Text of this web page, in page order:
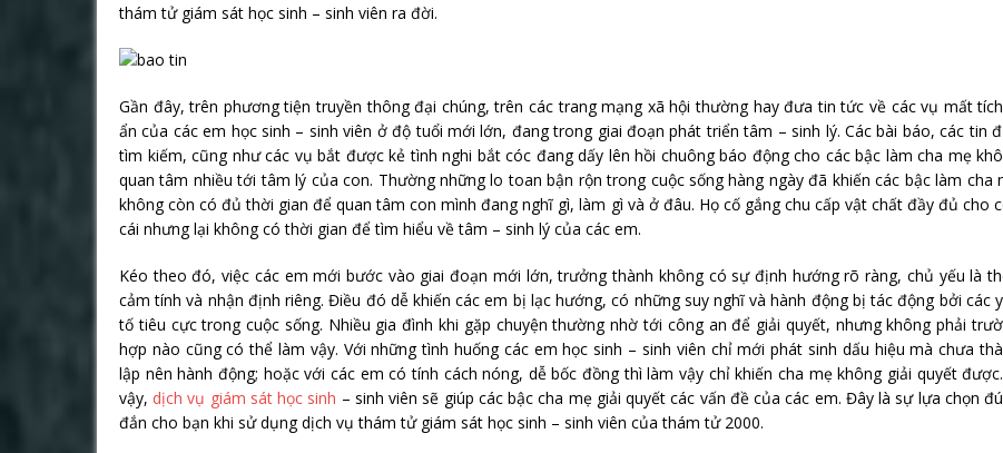
thám tử giám sát học sinh – sinh viên ra đời.
Gần đây, trên phương tiện truyền thông đại chúng, trên các trang mạng xã hội thường hay đưa tin tức về các vụ mất
ẩn của các em học sinh – sinh viên ở độ tuổi mới lớn, đang trong giai đoạn phát triển tâm – sinh lý. Các bài báo, các tin
tìm kiếm, cũng như các vụ bắt được kẻ tình nghi bắt cóc đang dấy lên hồi chuông báo động cho các bậc làm cha mẹ
quan tâm nhiều tới tâm lý của con. Thường những lo toan bận rộn trong cuộc sống hàng ngày đã khiến các bậc làm cha
không còn có đủ thời gian để quan tâm con mình đang nghĩ gì, làm gì và ở đâu. Họ cố gắng chu cấp vật chất đầy đủ cho
cái nhưng lại không có thời gian để tìm hiểu về tâm – sinh lý của các em.
Kéo theo đó, việc các em mới bước vào giai đoạn mới lớn, trưởng thành không có sự định hướng rõ ràng, chủ yếu là
cảm tính và nhận định riêng. Điều đó dễ khiến các em bị lạc hướng, có những suy nghĩ và hành động bị tác động bởi các
tố tiêu cực trong cuộc sống. Nhiều gia đình khi gặp chuyện thường nhờ tới công an để giải quyết, nhưng không phải
hợp nào cũng có thể làm vậy. Với những tình huống các em học sinh – sinh viên chỉ mới phát sinh dấu hiệu mà chưa
lập nên hành động; hoặc với các em có tính cách nóng, dễ bốc đồng thì làm vậy chỉ khiến cha mẹ không giải quyết
vậy, dịch vụ giám sát học sinh – sinh viên sẽ giúp các bậc cha mẹ giải quyết các vấn đề của các em. Đây là sự lựa chọn
đắn cho bạn khi sử dụng dịch vụ thám tử giám sát học sinh – sinh viên của thám tử 2000.